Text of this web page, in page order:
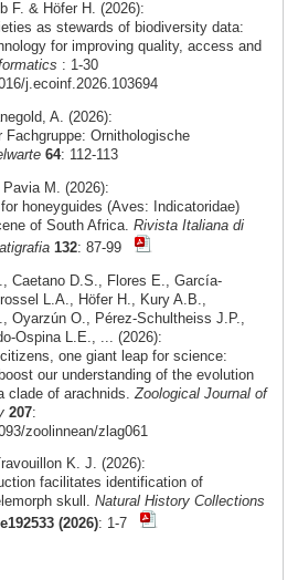
F. & Höfer H. (2026):
as stewards of biodiversity data:
for improving quality, access and
: 1-30
j.ecoinf.2026.103694
A. (2026):
Fachgruppe: Ornithologische
64: 112-113
Pavia M. (2026):
honeyguides (Aves: Indicatoridae)
of South Africa. Rivista Italiana di
132: 87-99
Caetano D.S., Flores E., García-
L.A., Höfer H., Kury A.B.,
Oyarzún O., Pérez-Schultheiss J.P.,
Ospina L.E., ... (2026):
one giant leap for science:
our understanding of the evolution
clade of arachnids. Zoological Journal of
207:
zoolinnean/zlag061
K. J. (2026):
facilitates identification of
skull. Natural History Collections
(2026): 1-7